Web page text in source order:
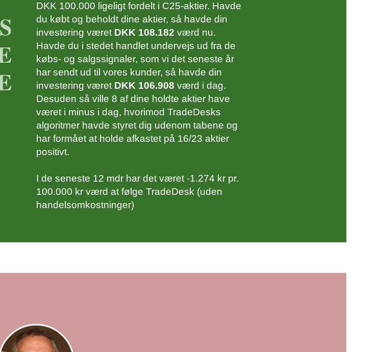
249,60 11,46%
1.333,50 1.438,62 -7,31%
1.884,00 1.377,00 36,82%
92,82 5,19%
181,98 53,97%
235,40 37,38%
987,94 -17,04%
484,40 466,35 3,87% 40,39%
DKK 100.000 ligeligt fordelt i C25-aktier. Havde
du købt og beholdt dine aktier, så havde din
investering været DKK 108.182 værd nu.
Havde du i stedet handlet undervejs ud fra de
købs- og salgssignaler, som vi det seneste år
har sendt ud til vores kunder, så havde din
investering været DKK 106.908 værd i dag.
Desuden så ville 8 af dine holdte aktier have
været i minus i dag, hvorimod TradeDesks
algoritmer havde styret dig udenom tabene og
har formået at holde afkastet på 16/23 aktier
positivt.
I de seneste 12 mdr har det været -1.274 kr pr.
100.000 kr værd at følge TradeDesk (uden
handelsomkostninger)